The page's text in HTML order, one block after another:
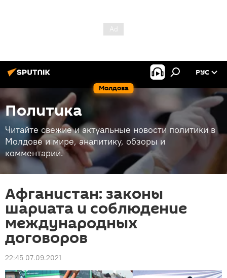
Молдова
РУС
Политика
Читайте свежие и актуальные новости политики в
Молдове и мире, аналитику, обзоры и
комментарии.
Афганистан: законы
шариата и соблюдение
международных
договоров
22:45 07.09.2021